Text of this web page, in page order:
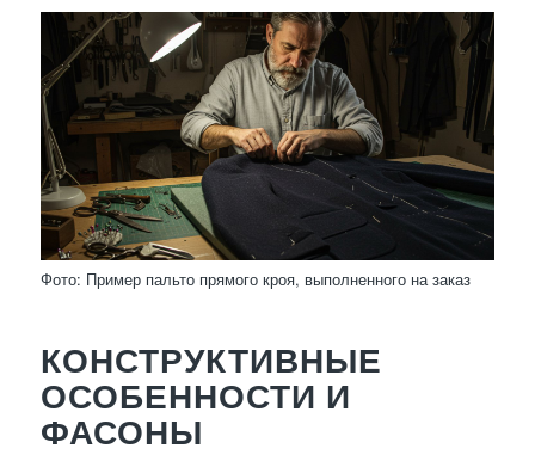
Фото: Пример пальто прямого кроя, выполненного на заказ
КОНСТРУКТИВНЫЕ
ОСОБЕННОСТИ И
ФАСОНЫ